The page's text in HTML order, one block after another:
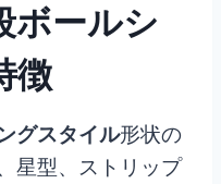
ボールシ
徴
グスタイル形状の
星型、ストリップ